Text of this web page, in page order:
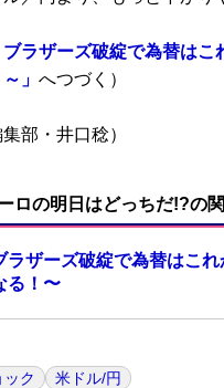
ブラザーズ破綻で為替は
」 へつづく）
部・井口稔）
ロの明日はどっちだ!?の
ラザーズ破綻で為替はこ
る！〜
ック 米ドル/円